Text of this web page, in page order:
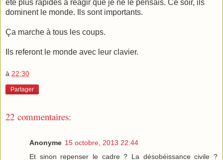
été plus rapides à réagir que je ne le pensais. Ce soir, ils
dominent le monde. Ils sont importants.
Ça marche à tous les coups.
Ils referont le monde avec leur clavier.
à 22:30
Partager
22 commentaires:
Anonyme 15 octobre, 2013 22:44
Et sinon repenser le cadre ? La désobéissance civile ?